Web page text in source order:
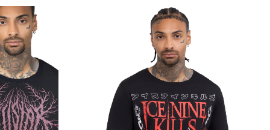
här
produkten
har
flera
varianter.
De
olika
alternativen
kan
väljas